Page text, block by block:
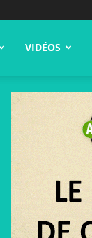
VIDÉOS